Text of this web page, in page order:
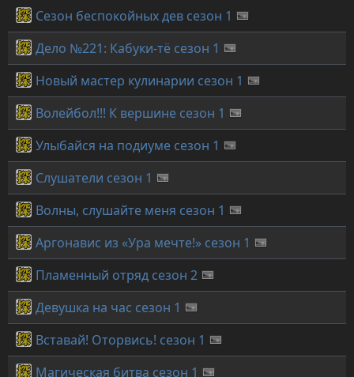
Сезон беспокойных дев сезон 1
Дело №221: Кабуки-тё сезон 1
Новый мастер кулинарии сезон 1
Волейбол!!! К вершине сезон 1
Улыбайся на подиуме сезон 1
Слушатели сезон 1
Волны, слушайте меня сезон 1
Аргонавис из «Ура мечте!» сезон 1
Пламенный отряд сезон 2
Девушка на час сезон 1
Вставай! Оторвись! сезон 1
Магическая битва сезон 1